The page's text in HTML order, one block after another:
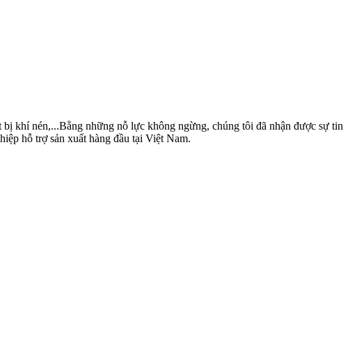
khí nén,...Bằng những nỗ lực không ngừng, chúng tôi đã nhận được sự tin
hỗ trợ sản xuất hàng đầu tại Việt Nam.